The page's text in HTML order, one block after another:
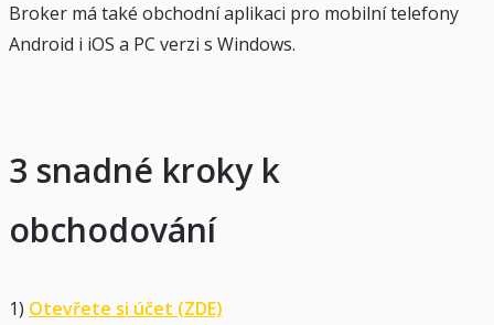
Broker má také obchodní aplikaci pro mobilní telefony
Android i iOS a PC verzi s Windows.
3 snadné kroky k
obchodování
1) Otevřete si účet (ZDE)